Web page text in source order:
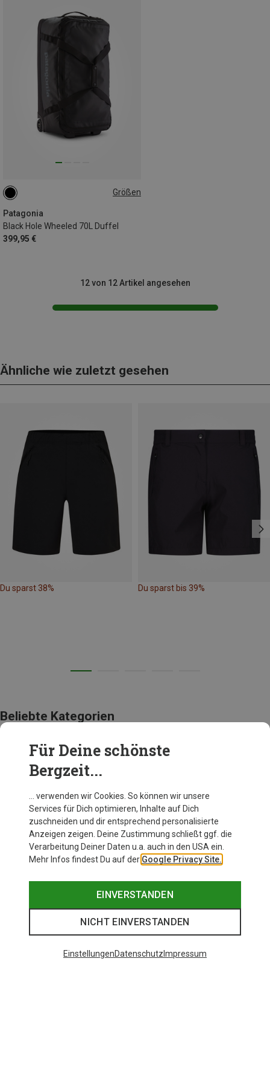
Größen
Patagonia
Black Hole Wheeled 70L Duffel
399,95 €
70L
12 von 12 Artikel angesehen
Ähnliche wie zuletzt gesehen
Du sparst 38% Du sparst bis 39%
Beliebte Kategorien
AUSRÜSTUNG
Für Deine schönste
Bergzeit...
… verwenden wir Cookies. So können wir unsere
Services für Dich optimieren, Inhalte auf Dich
zuschneiden und dir entsprechend personalisierte
Anzeigen zeigen. Deine Zustimmung schließt ggf. die
Verarbeitung Deiner Daten u.a. auch in den USA ein.
Mehr Infos findest Du auf der Google Privacy Site.
EINVERSTANDEN
NICHT EINVERSTANDEN
EinstellungenDatenschutz Impressum